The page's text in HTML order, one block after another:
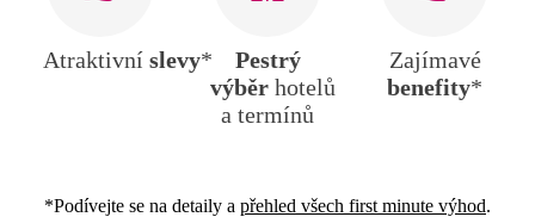
Atraktivní slevy*
Pestrý
výběr hotelů
a termínů
Zajímavé
benefity*
*Podívejte se na detaily a přehled všech first minute výhod.